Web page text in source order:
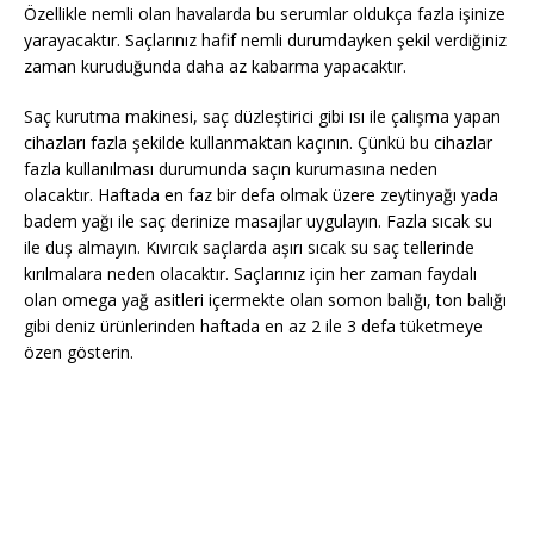
Özellikle nemli olan havalarda bu serumlar oldukça fazla işinize
yarayacaktır. Saçlarınız hafif nemli durumdayken şekil verdiğiniz
zaman kuruduğunda daha az kabarma yapacaktır.
Saç kurutma makinesi, saç düzleştirici gibi ısı ile çalışma yapan
cihazları fazla şekilde kullanmaktan kaçının. Çünkü bu cihazlar
fazla kullanılması durumunda saçın kurumasına neden
olacaktır. Haftada en faz bir defa olmak üzere zeytinyağı yada
badem yağı ile saç derinize masajlar uygulayın. Fazla sıcak su
ile duş almayın. Kıvırcık saçlarda aşırı sıcak su saç tellerinde
kırılmalara neden olacaktır. Saçlarınız için her zaman faydalı
olan omega yağ asitleri içermekte olan somon balığı, ton balığı
gibi deniz ürünlerinden haftada en az 2 ile 3 defa tüketmeye
özen gösterin.